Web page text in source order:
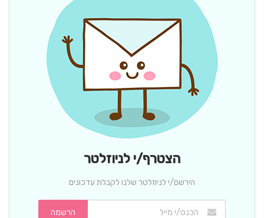
הצטרף/י לניוזלטר
הירשם/י לניוזלטר שלנו לקבלת עדכונים
הרשמה